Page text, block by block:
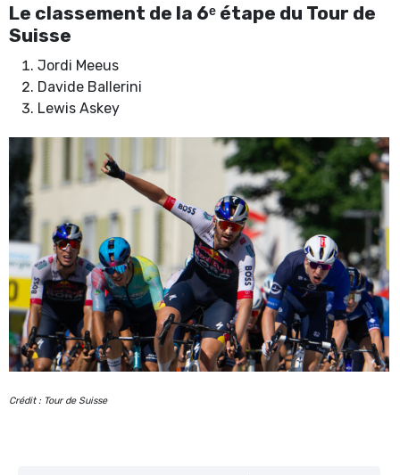
Le classement de la 6ᵉ étape du Tour de
Suisse
Jordi Meeus
Davide Ballerini
Lewis Askey
Crédit : Tour de Suisse